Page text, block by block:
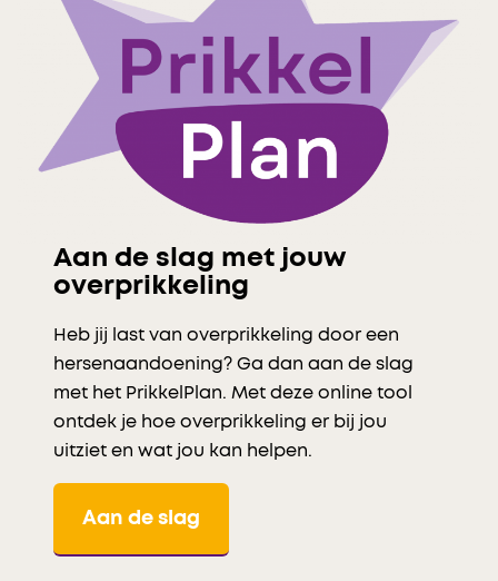
Aan de slag met jouw
overprikkeling
Heb jij last van overprikkeling door een
hersenaandoening? Ga dan aan de slag
met het PrikkelPlan. Met deze online tool
ontdek je hoe overprikkeling er bij jou
uitziet en wat jou kan helpen.
Aan de slag